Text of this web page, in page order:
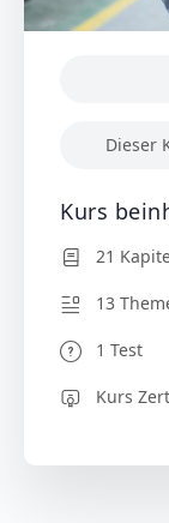
Dieser
Kurs
21
13
1 Test
Kurs